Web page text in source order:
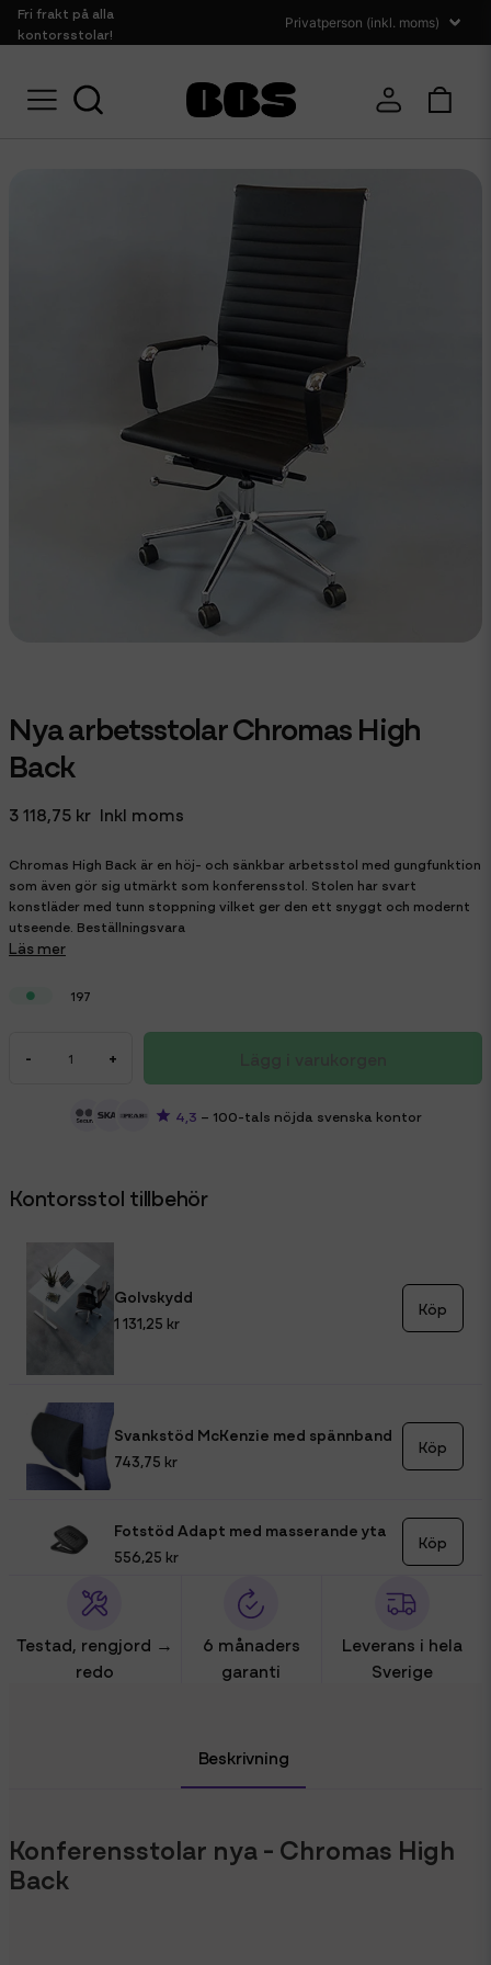
Fri frakt på alla
kontorsstolar!
Hem Sittmöbler Kontorsstolar Nya arbetsstolar Chromas High Back
Nya arbetsstolar Chromas High
Back
3 118,75 kr Inkl moms
Chromas High Back är en höj- och sänkbar arbetsstol med gungfunktion
som även gör sig utmärkt som konferensstol. Stolen har svart
konstläder med tunn stoppning vilket ger den ett snyggt och modernt
utseende. Beställningsvara
Läs mer
197
- +
4,3 – 100-tals nöjda svenska kontor
Kontorsstol tillbehör
Golvskydd
1 131,25 kr
Köp
Svankstöd McKenzie med spännband
743,75 kr
Köp
Fotstöd Adapt med masserande yta
556,25 kr
Köp
Testad, rengjord →
redo
6 månaders
garanti
Leverans i hela
Sverige
Beskrivning
Konferensstolar nya - Chromas High
Back